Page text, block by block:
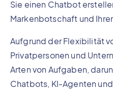
Sie einen Chatbot
Markenbotschaft und
Aufgrund der Flexibilität
Privatpersonen und
Arten von Aufgaben,
Chatbots, KI-Agenten